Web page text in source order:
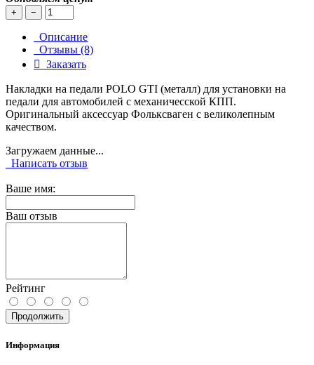
+ −
Описание
Отзывы (8)
Заказать
Накладки на педали POLO GTI (металл) для установки на
педали для автомобилей с механичесской КПП.
Оригинальный аксессуар Фольксваген с великолепным
качеством.
Загружаем данные...
Написать отзыв
Ваше имя:
Ваш отзыв
Рейтинг
Продолжить
Информация